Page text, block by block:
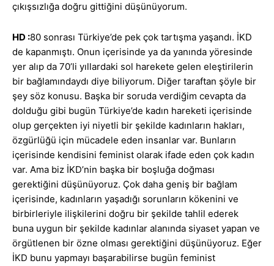
çıkışsızlığa doğru gittiğini düşünüyorum.
HD :80 sonrası Türkiye’de pek çok tartışma yaşandı. İKD
de kapanmıştı. Onun içerisinde ya da yanında yöresinde
yer alıp da 70’li yıllardaki sol harekete gelen eleştirilerin
bir bağlamındaydı diye biliyorum. Diğer taraftan şöyle bir
şey söz konusu. Başka bir soruda verdiğim cevapta da
dolduğu gibi bugün Türkiye’de kadın hareketi içerisinde
olup gerçekten iyi niyetli bir şekilde kadınların hakları,
özgürlüğü için mücadele eden insanlar var. Bunların
içerisinde kendisini feminist olarak ifade eden çok kadın
var. Ama biz İKD’nin başka bir boşluğa doğması
gerektiğini düşünüyoruz. Çok daha geniş bir bağlam
içerisinde, kadınların yaşadığı sorunların kökenini ve
birbirleriyle ilişkilerini doğru bir şekilde tahlil ederek
buna uygun bir şekilde kadınlar alanında siyaset yapan ve
örgütlenen bir özne olması gerektiğini düşünüyoruz. Eğer
İKD bunu yapmayı başarabilirse bugün feminist